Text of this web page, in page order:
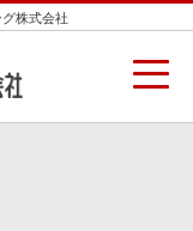
株式会社